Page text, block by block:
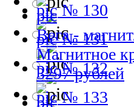
№ 130
№ 131
№ 132
№ 133
Вега -
Магнитное
3297 рублей